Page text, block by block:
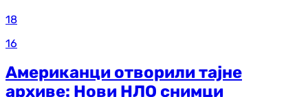
18
16
Американци отворили тајне
архиве: Нови НЛО снимци